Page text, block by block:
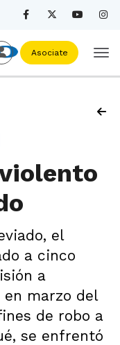
Asociate
el
a cinco
a
en marzo del
de robo a
se enfrentó